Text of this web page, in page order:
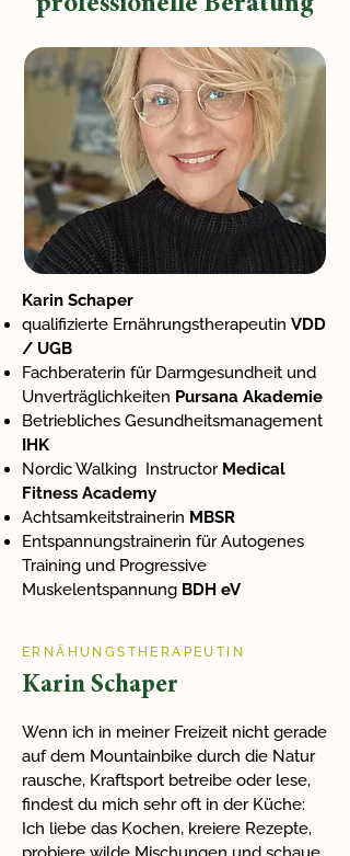
Karin Schaper
qualifizierte Ernährungstherapeutin VDD
/ UGB
Fachberaterin für Darmgesundheit und
Unverträglichkeiten Pursana Akademie
Betriebliches Gesundheitsmanagement
IHK
Nordic Walking InstructorMedical
Fitness Academy
Achtsamkeitstrainerin MBSR
Entspannungstrainerin für Autogenes
Training und Progressive
Muskelentspannung BDH eV
ERNÄHUNGSTHERAPEUTIN
Karin Schaper
Wenn ich in meiner Freizeit nicht gerade
auf dem Mountainbike durch die Natur
rausche, Kraftsport betreibe oder lese,
findest du mich sehr oft in der Küche:
Ich liebe das Kochen, kreiere Rezepte,